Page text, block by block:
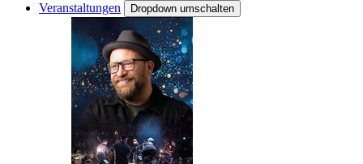
Veranstaltungen
Dropdown umschalten